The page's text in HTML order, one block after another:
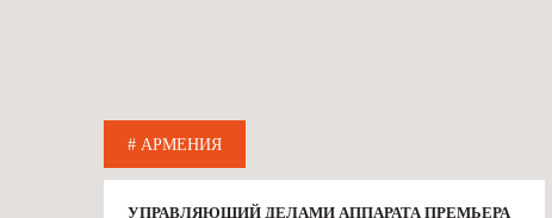
# АРМЕНИЯ
УПРАВЛЯЮЩИЙ ДЕЛАМИ АППАРАТА ПРЕМЬЕРА